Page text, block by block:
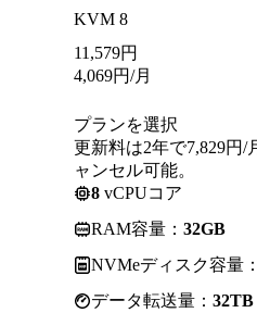
KVM 8
11,579円
4,069円/月
プランを選択
更新料は2年で7,829円/
ャンセル可能。
8 vCPUコア
RAM容量： 32GB
NVMeディスク容量：
データ転送量： 32TB